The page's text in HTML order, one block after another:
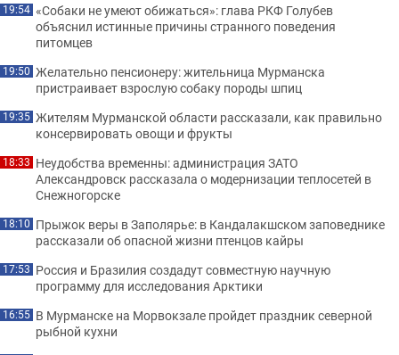
19:54 «Собаки не умеют обижаться»: глава РКФ Голубев
объяснил истинные причины странного поведения
питомцев
19:50 Желательно пенсионеру: жительница Мурманска
пристраивает взрослую собаку породы шпиц
19:35 Жителям Мурманской области рассказали, как правильно
консервировать овощи и фрукты
18:33 Неудобства временны: администрация ЗАТО
Александровск рассказала о модернизации теплосетей в
Снежногорске
18:10 Прыжок веры в Заполярье: в Кандалакшском заповеднике
рассказали об опасной жизни птенцов кайры
17:53 Россия и Бразилия создадут совместную научную
программу для исследования Арктики
16:55 В Мурманске на Морвокзале пройдет праздник северной
рыбной кухни